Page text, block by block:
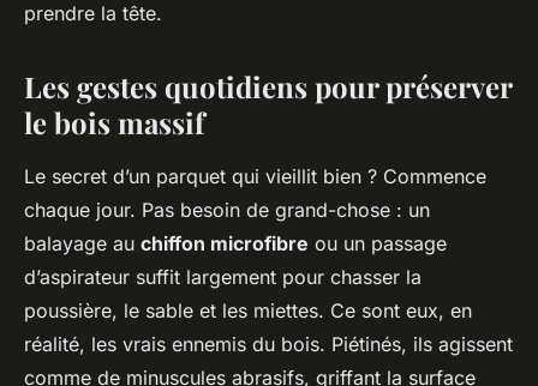
prendre la tête.
Les gestes quotidiens pour préserver
le bois massif
Le secret d’un parquet qui vieillit bien ? Commence
chaque jour. Pas besoin de grand-chose : un
balayage au chiffon microfibre ou un passage
d’aspirateur suffit largement pour chasser la
poussière, le sable et les miettes. Ce sont eux, en
réalité, les vrais ennemis du bois. Piétinés, ils agissent
comme de minuscules abrasifs, griffant la surface